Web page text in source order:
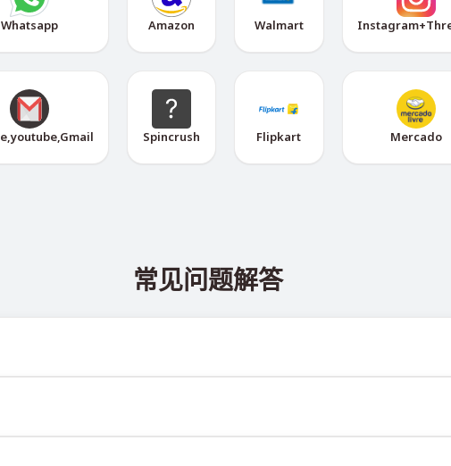
Whatsapp Amazon Walmart
Spincrush Flipkart Mercado
常见问题解答